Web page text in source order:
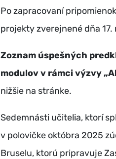
Po zapracovaní
projekty zverejnené dňa
Zoznam úspešných
modulov v rámci výzvy
nižšie na stránke.
Sedemnásti učitelia, ktorí
v polovičke októbra 2025
Bruselu, ktorú pripravuje